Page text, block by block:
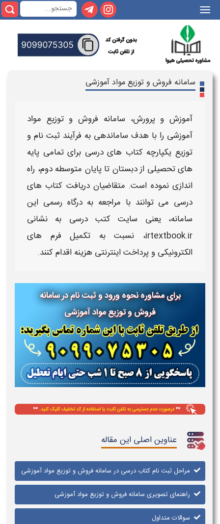
|||
سامانه فروش و توزیع مواد آموزشی
آموزش و پرورش، سامانه فروش و توزیع مواد
آموزشی را با هدف ساماندهی به فرآیند ثبت نام و
توزیع یکپارچه کتاب های درسی برای تمامی پایه
های تحصیلی از دبستان تا پایان متوسطه دوم، راه
اندازی نموده است. متقاضیان دریافت کتاب های
درسی می توانند با مراجعه به درگاه رسمی این
سامانه، یعنی سایت کتب درسی به نشانی
irtextbook.ir، نسبت به تکمیل فرم های
الکترونیکی و پرداخت اینترنتی هزینه اقدام کنند.
برای مشاوره نحوه ورود و ثبت نام در سامانه
فروش و توزیع مواد آموزشی
عناوین اصلی این مقاله
مراحل ثبت نام کتاب درسی در سامانه فروش و توزیع مواد آموزشی
راهنمای تصویری سامانه فروش و توزیع مواد آموزشی
سوالات متداول